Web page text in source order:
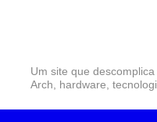
Um site que
Arch, hardware,